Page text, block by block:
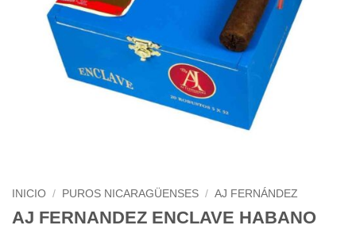
INICIO / PUROS NICARAGÜENSES / AJ FERNÁNDEZ
AJ FERNANDEZ ENCLAVE HABANO